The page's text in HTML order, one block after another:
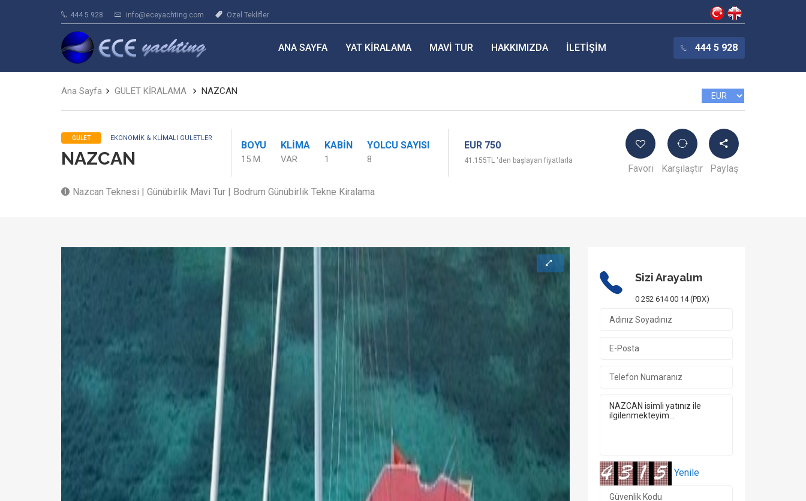
444 5 928 info@eceyachting.com Özel Teklifler
ANA SAYFA YAT KIRALAMA MAVI TUR HAKKIMIZDA İLETIŞIM 444 5 928
Ana Sayfa GULET KİRALAMA NAZCAN
GULET EKONOMIK & KLIMALI GULETLER
NAZCAN
BOYU
15 M.
KLIMA
VAR
KABIN
1
YOLCU SAYISI
8
EUR 750
41.155TL 'den başlayan fiyatlarla
Favori Karşılaştır Paylaş
Nazcan Teknesi | Günübirlik Mavi Tur | Bodrum Günübirlik Tekne Kiralama
Sizi Arayalım
0 252 614 00 14 (PBX)
Yenile